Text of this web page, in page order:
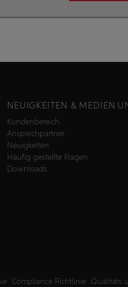
NEUIGKEITEN & MEDIEN
Kundenbereich
Ansprechpartner
Neuigkeiten
Häufig gestellte Fragen
Downloads
Compliance Richtlinie Qualitäts